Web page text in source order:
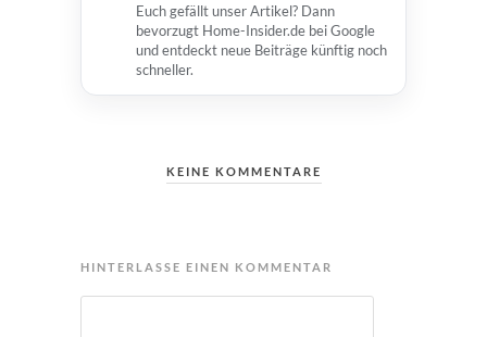
Euch gefällt unser Artikel? Dann
bevorzugt Home-Insider.de bei Google
und entdeckt neue Beiträge künftig noch
schneller.
KEINE KOMMENTARE
HINTERLASSE EINEN KOMMENTAR